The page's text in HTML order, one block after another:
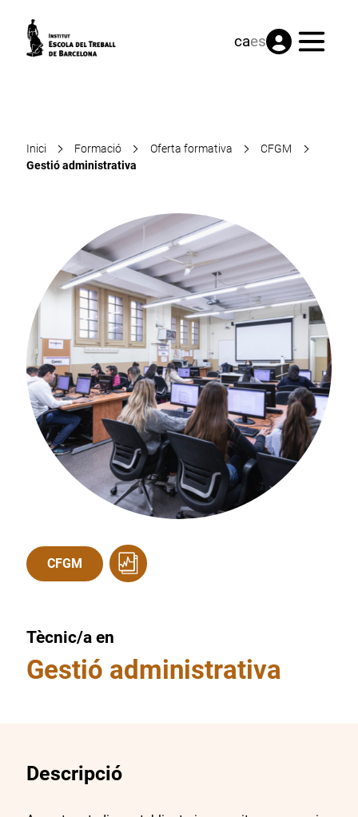
caes Menú
Inici Formació Oferta formativa
CFGM
Gestió administrativa
CFGM
Tècnic/a en
Gestió administrativa
Descripció